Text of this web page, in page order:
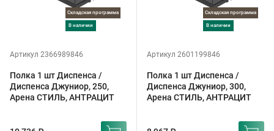
Складская программа
в наличии
Артикул 2366989846
Полка 1 шт Диспенса /
Диспенса Джуниор, 250,
Арена СТИЛЬ, АНТРАЦИТ
Складская программа
в наличии
Артикул 2601199846
Полка 1 шт Диспенса /
Диспенса Джуниор, 300,
Арена СТИЛЬ, АНТРАЦИТ